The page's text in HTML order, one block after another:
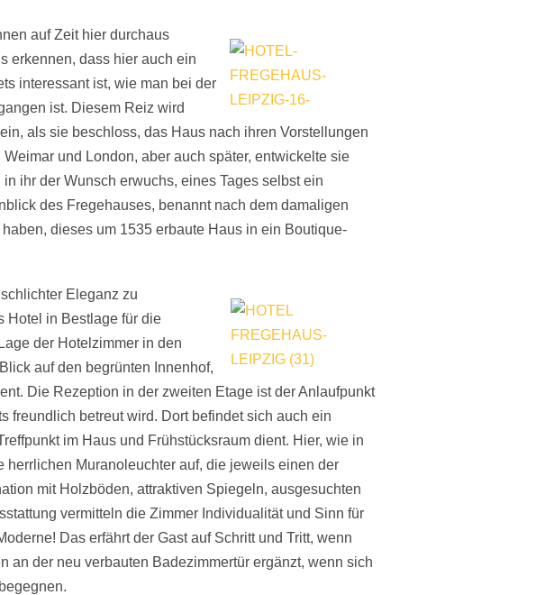
auf Zeit hier durchaus
erkennen, dass hier auch ein
interessant ist, wie man bei der
ist. Diesem Reiz wird
als sie beschloss, das Haus nach ihren Vorstellungen
und London, aber auch später, entwickelte sie
ihr der Wunsch erwuchs, eines Tages selbst ein
des Fregehauses, benannt nach dem damaligen
dieses um 1535 erbaute Haus in ein Boutique-
Eleganz zu
Hotel in Bestlage für die
der Hotelzimmer in den
auf den begrünten Innenhof,
Die Rezeption in der zweiten Etage ist der Anlaufpunkt
freundlich betreut wird. Dort befindet sich auch ein
im Haus und Frühstücksraum dient. Hier, wie in
Muranoleuchter auf, die jeweils einen der
mit Holzböden, attraktiven Spiegeln, ausgesuchten
vermitteln die Zimmer Individualität und Sinn für
Das erfährt der Gast auf Schritt und Tritt, wenn
der neu verbauten Badezimmertür ergänzt, wenn sich